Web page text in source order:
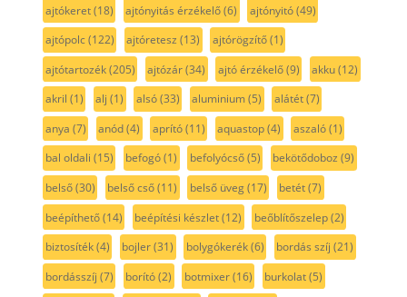
ajtókeret(18) ajtónyitás érzékelő(6) ajtónyitó(49)
ajtópolc(122) ajtóretesz (13) ajtórögzítő(1)
ajtótartozék(205) ajtózár(34) ajtó érzékelő(9) akku(12)
akril (1) alj (1) alsó(33) aluminium(5) alátét(7)
anya (7) anód(4) aprító(11) aquastop(4) aszaló(1)
bal oldali (15) befogó(1) befolyócső(5) bekötődoboz (9)
belső(30) belső cső(11) belső üveg(17) betét(7)
beépíthető(14) beépítési készlet(12) beőblítőszelep(2)
biztosíték(4) bojler(31) bolygókerék(6) bordás szíj (21)
bordásszíj (7) borító(2) botmixer(16) burkolat(5)